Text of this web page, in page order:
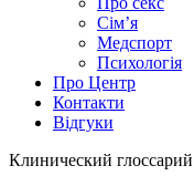
Сім’я
Медспорт
Психологія
Про Центр
Контакти
Відгуки
Клинический глоссарий